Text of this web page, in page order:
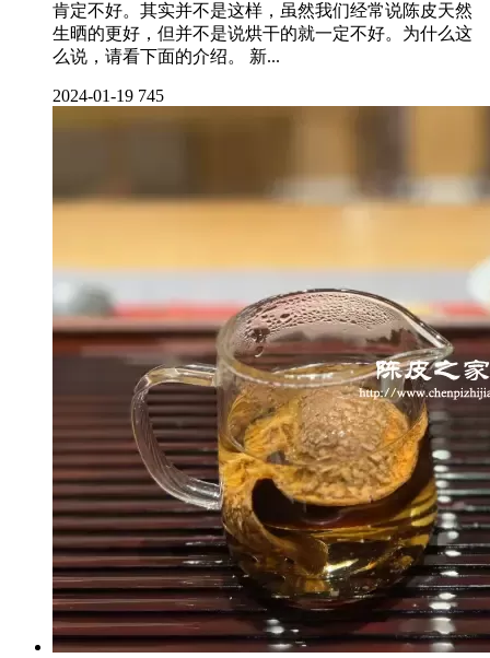
肯定不好。其实并不是这样，虽然我们经常说陈皮天然
生晒的更好，但并不是说烘干的就一定不好。为什么这
么说，请看下面的介绍。 新...
2024-01-19 745